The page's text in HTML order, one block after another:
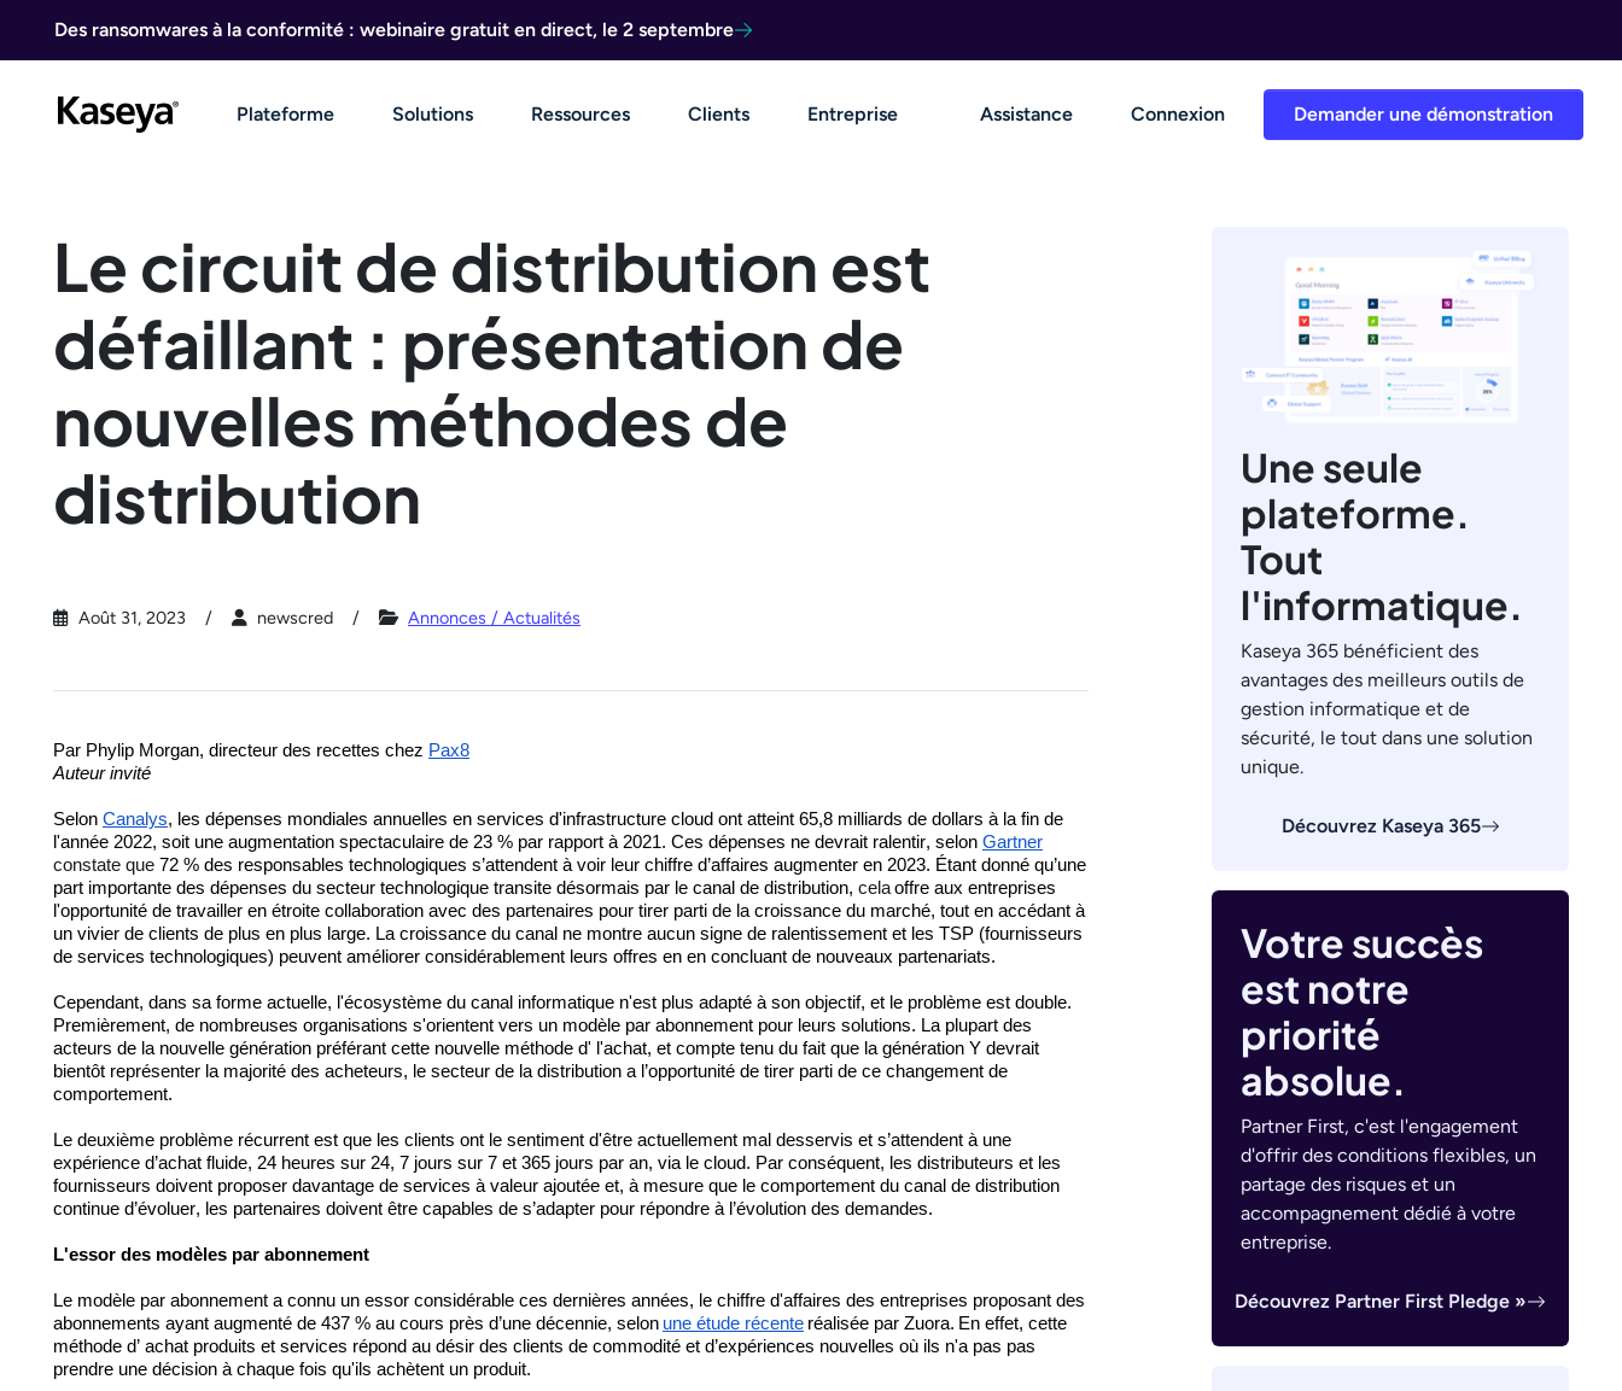
Des ransomwares à la conformité : webinaire gratuit en direct, le 2 septembre
Demander une démonstration
Plateforme Solutions Ressources Clients Entreprise Assistance Connexion
Le circuit de distribution est
défaillant : présentation de
nouvelles méthodes de
distribution
Août 31, 2023 newscred Annonces / Actualités
Par Phylip Morgan, directeur des recettes chez Pax8
Auteur invité
Selon Canalys, les dépenses mondiales annuelles en services d'infrastructure cloud ont atteint 65,8 milliards de dollars à la fin de
l'année 2022, soit une augmentation spectaculaire de 23 % par rapport à 2021. Ces dépenses ne devrait ralentir, selon Gartner
constate que 72 % des responsables technologiques s’attendent à voir leur chiffre d’affaires augmenter en 2023. Étant donné qu’une
part importante des dépenses du secteur technologique transite désormais par le canal de distribution, celaoffre aux entreprises
l'opportunité de travailler en étroite collaboration avec des partenaires pour tirer parti de la croissance du marché, tout en accédant à
un vivier de clients de plus en plus large. La croissance du canal ne montre aucun signe de ralentissement et les TSP (fournisseurs
de services technologiques) peuvent améliorer considérablement leurs offres en en concluant de nouveaux partenariats.
Cependant, dans sa forme actuelle, l'écosystème du canal informatique n'est plus adapté à son objectif, et le problème est double.
Premièrement, de nombreuses organisations s'orientent vers un modèle par abonnement pour leurs solutions. La plupart des
acteurs de la nouvelle génération préférant cette nouvelle méthode d' l'achat, et compte tenu du fait que la génération Y devrait
bientôt représenter la majorité des acheteurs, le secteur de la distribution a l’opportunité de tirer parti de ce changement de
comportement.
Le deuxième problème récurrent est que les clients ont le sentiment d'être actuellement mal desservis et s’attendent à une
expérience d’achat fluide, 24 heures sur 24, 7 jours sur 7 et 365 jours par an, via le cloud. Par conséquent, les distributeurs et les
fournisseurs doivent proposer davantage de services à valeur ajoutée et, à mesure que le comportement du canal de distribution
continue d’évoluer, les partenaires doivent être capables de s’adapter pour répondre à l’évolution des demandes.
L'essor des modèles par abonnement
Le modèle par abonnement a connu un essor considérable ces dernières années, le chiffre d'affaires des entreprises proposant des
abonnements ayant augmenté de 437 % au cours près d’une décennie, selon une étude récente réalisée par Zuora. En effet, cette
méthode d’ achat produits et services répond au désir des clients de commodité et d’expériences nouvelles où ils n'a pas
prendre une décision à chaque fois qu'ils achètent un produit.
Une seule
plateforme.
Tout
l'informatique.
Kaseya 365 bénéficient des
avantages des meilleurs outils de
gestion informatique et de
sécurité, le tout dans une solution
unique.
Découvrez Kaseya 365
Votre succès
est notre
priorité
absolue.
Partner First, c'est l'engagement
d'offrir des conditions flexibles, un
partage des risques et un
accompagnement dédié à votre
entreprise.
Découvrez Partner First Pledge »